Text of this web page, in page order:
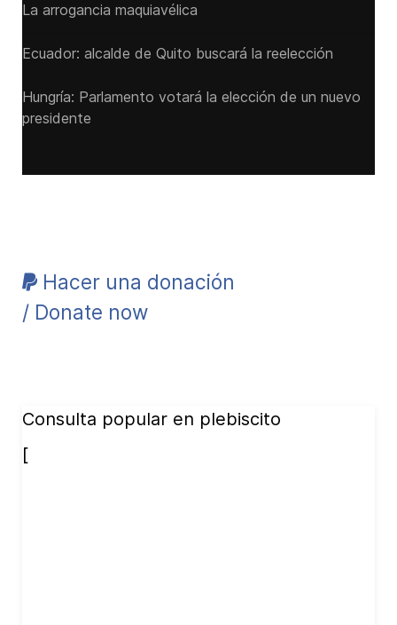
La arrogancia maquiavélica
Ecuador: alcalde de Quito buscará la reelección
Hungría: Parlamento votará la elección de un nuevo
presidente
Hacer una donación
/ Donate now
Consulta popular en plebiscito
[